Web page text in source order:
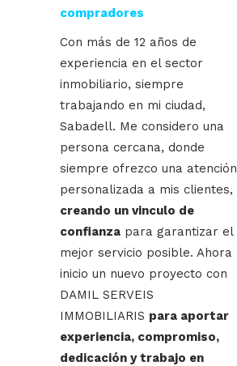
compradores
Con más de 12 años de
experiencia en el sector
inmobiliario, siempre
trabajando en mi ciudad,
Sabadell. Me considero una
persona cercana, donde
siempre ofrezco una atención
personalizada a mis clientes,
creando un vinculo de
confianza para garantizar el
mejor servicio posible. Ahora
inicio un nuevo proyecto con
DAMIL SERVEIS
IMMOBILIARIS para aportar
experiencia, compromiso,
dedicación y trabajo en